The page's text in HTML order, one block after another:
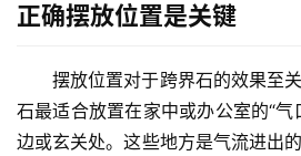
正确摆放位置是关键
摆放位置对于跨界石的效果至
石最适合放置在家中或办公室的“气
边或玄关处。这些地方是气流进出